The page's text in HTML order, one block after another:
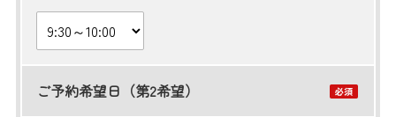
ご予約希望日（第2希望）